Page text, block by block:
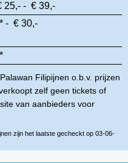
25,- - € 39,-
- € 30,-
Filipijnen o.b.v. prijzen
zelf geen tickets of
van aanbieders voor
zijn het laatste gecheckt op 03-06-